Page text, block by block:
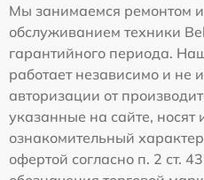
Мы занимаемся ремонтом
обслуживанием техники
гарантийного периода.
работает независимо и не
авторизации от
указанные на сайте, носят
ознакомительный
офертой согласно п. 2 ст.